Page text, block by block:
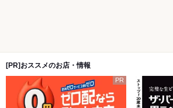
[PR]おススメのお店・情報
PR